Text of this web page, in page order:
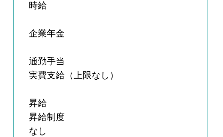
時給
企業年金
通勤手当
実費支給（上限なし）
昇給
昇給制度
なし